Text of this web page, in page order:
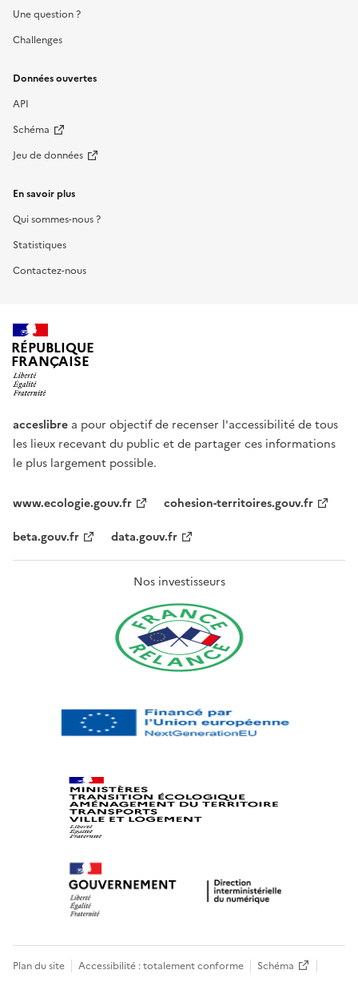
Une question ?
Challenges
Données ouvertes
API
Schéma
Jeu de données
En savoir plus
Qui sommes-nous ?
Statistiques
Contactez-nous
RÉPUBLIQUE
FRANÇAISE
acceslibre a pour objectif de recenser l'accessibilité de tous
les lieux recevant du public et de partager ces informations
le plus largement possible.
www.ecologie.gouv.fr
cohesion-territoires.gouv.fr
beta.gouv.fr
data.gouv.fr
Nos investisseurs
Plan du site Accessibilité : totalement conforme Schéma